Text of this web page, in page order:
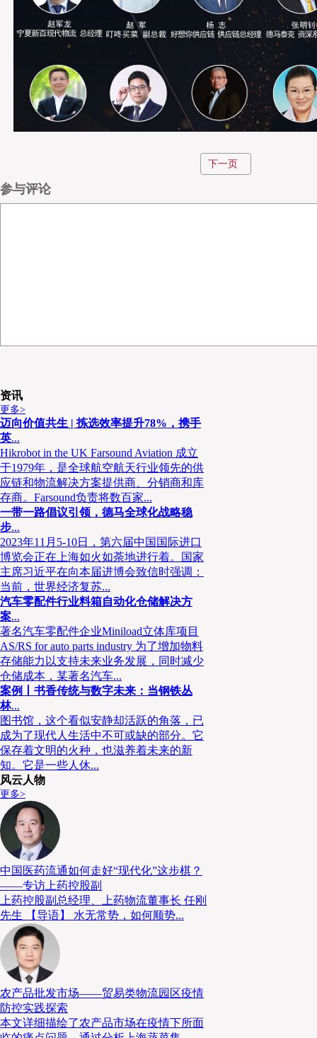
下一页
参与评论
资讯
更多>
迈向价值共生 | 拣选效率提升78%，携手
英...
Hikrobot in the UK Farsound Aviation 成立
于1979年，是全球航空航天行业领先的供
应链和物流解决方案提供商、分销商和库
存商。Farsound负责将数百家...
一带一路倡议引领，德马全球化战略稳
步...
2023年11月5-10日，第六届中国国际进口
博览会正在上海如火如荼地进行着。国家
主席习近平在向本届进博会致信时强调：
当前，世界经济复苏...
汽车零配件行业料箱自动化仓储解决方
案...
著名汽车零配件企业Miniload立体库项目
AS/RS for auto parts industry 为了增加物料
存储能力以支持未来业务发展，同时减少
仓储成本，某著名汽车...
案例丨书香传统与数字未来：当钢铁丛
林...
图书馆，这个看似安静却活跃的角落，已
成为了现代人生活中不可或缺的部分。它
保存着文明的火种，也滋养着未来的新
知。它是一些人休...
风云人物
更多>
中国医药流通如何走好“现代化”这步棋？
——专访上药控股副
上药控股副总经理、上药物流董事长 任刚
先生 【导语】 水无常势，如何顺势...
农产品批发市场——贸易类物流园区疫情
防控实践探索
本文详细描绘了农产品市场在疫情下所面